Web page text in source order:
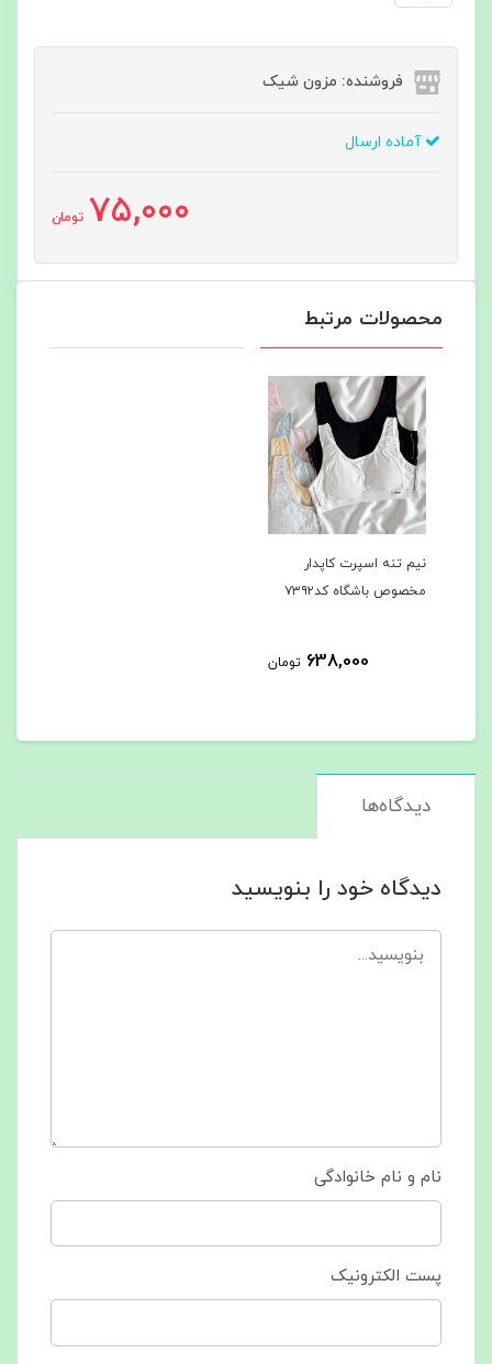
فروشنده: مزون شیک
آماده ارسال
75,000 تومان
محصولات مرتبط
نیم تنه اسپرت کاپدار
مخصوص باشگاه کد۷۳۹۲
638,000 تومان
دیدگاه‌ها
دیدگاه خود را بنویسید
نام و نام خانوادگی
پست الکترونیک